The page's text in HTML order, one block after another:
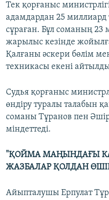
Тек қорғаныс
адамдардан 25 миллиард
сұраған. Бұл соманың 23
жарылыс кезінде
Қалғаны әскери бөлім
техникасы екені
Судья қорғаныс
өндіру туралы талабын
соманы Тұранов пен
міндеттеді.
"ҚОЙМА МАҢЫНДАҒЫ
ЖАЗБАЛАР ҚОЛДАН
Айыпталушы Ерпулат